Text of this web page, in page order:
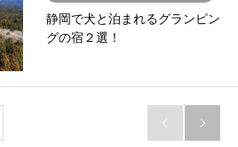
静岡で犬と泊まれるグランピン
グの宿２選！
 